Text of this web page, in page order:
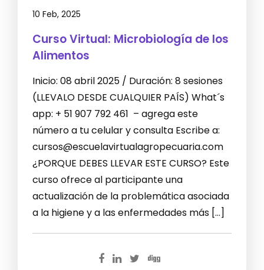
10 Feb, 2025
Curso Virtual: Microbiología de los
Alimentos
Inicio: 08 abril 2025 / Duración: 8 sesiones
(LLEVALO DESDE CUALQUIER PAÍS) What´s
app: + 51 907 792 461 – agrega este
número a tu celular y consulta Escribe a:
cursos@escuelavirtualagropecuaria.com
¿PORQUE DEBES LLEVAR ESTE CURSO? Este
curso ofrece al participante una
actualización de la problemática asociada
a la higiene y a las enfermedades más […]